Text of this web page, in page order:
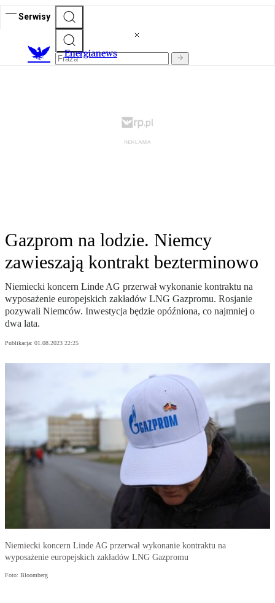
Serwisy
Energianews
Gazprom na lodzie. Niemcy
zawieszają kontrakt bezterminowo
Niemiecki koncern Linde AG przerwał wykonanie kontraktu na
wyposażenie europejskich zakładów LNG Gazpromu. Rosjanie
pozywali Niemców. Inwestycja będzie opóźniona, co najmniej o
dwa lata.
Publikacja: 01.08.2023 22:25
Niemiecki koncern Linde AG przerwał wykonanie kontraktu na
wyposażenie europejskich zakładów LNG Gazpromu
Foto: Bloomberg